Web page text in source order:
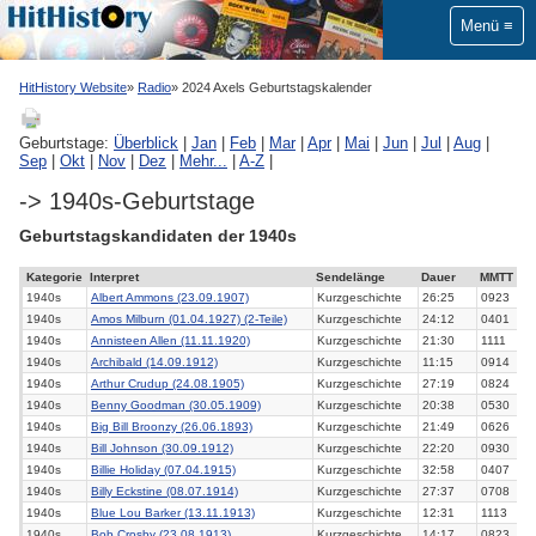
Menü
HitHistory Website Radio 2024 Axels Geburtstagskalender
Geburtstage: Überblick Jan Feb Mar| Apr| Mai Jun Jul Aug
Sep
Okt Nov Dez Mehr... A-Z
-> 1940s-Geburtstage
Geburtstagskandidaten der 1940s
Kategorie Interpret Sendelänge Dauer
MMTT
1940s
Albert Ammons (23.09.1907) Kurzgeschichte 26:25
0923
1940s
Amos Milburn (01.04.1927) (2-Teile) Kurzgeschichte 24:12
0401
1940s
Annisteen Allen (11.11.1920) Kurzgeschichte 21:30
1111
1940s
Archibald (14.09.1912) Kurzgeschichte 11:15
0914
1940s
Arthur Crudup (24.08.1905) Kurzgeschichte 27:19
0824
1940s
Benny Goodman (30.05.1909) Kurzgeschichte 20:38
0530
1940s
Big Bill Broonzy (26.06.1893) Kurzgeschichte 21:49
0626
1940s
Bill Johnson (30.09.1912) Kurzgeschichte 22:20
0930
1940s
Billie Holiday (07.04.1915) Kurzgeschichte 32:58
0407
1940s
Billy Eckstine (08.07.1914) Kurzgeschichte 27:37
0708
1940s
Blue Lou Barker (13.11.1913) Kurzgeschichte 12:31
1113